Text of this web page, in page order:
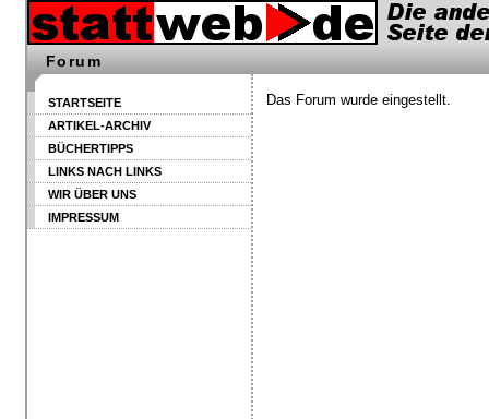
Forum
Das Forum wurde eingestellt.
STARTSEITE
ARTIKEL-ARCHIV
BÜCHERTIPPS
LINKS NACH LINKS
WIR ÜBER UNS
IMPRESSUM